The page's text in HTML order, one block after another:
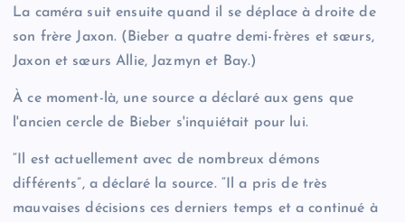
La caméra suit ensuite quand il se déplace à droite de
son frère Jaxon. (Bieber a quatre demi-frères et sœurs,
Jaxon et sœurs Allie, Jazmyn et Bay.)
À ce moment-là, une source a déclaré aux gens que
l'ancien cercle de Bieber s'inquiétait pour lui.
“Il est actuellement avec de nombreux démons
différents”, a déclaré la source. “Il a pris de très
mauvaises décisions ces derniers temps et a continué à